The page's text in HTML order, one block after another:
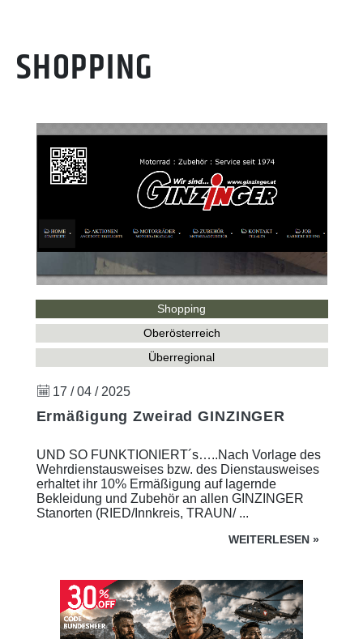
SHOPPING
Shopping
Oberösterreich
Überregional
17 / 04 / 2025
Ermäßigung Zweirad GINZINGER
UND SO FUNKTIONIERT´s…..Nach Vorlage des
Wehrdienstausweises bzw. des Dienstausweises
erhaltet ihr 10% Ermäßigung auf lagernde
Bekleidung und Zubehör an allen GINZINGER
Stanorten (RIED/Innkreis, TRAUN/ ...
WEITERLESEN »